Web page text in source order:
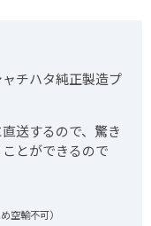
チハタ純正製造プ
送するので、驚き
とができるので
空輸不可）